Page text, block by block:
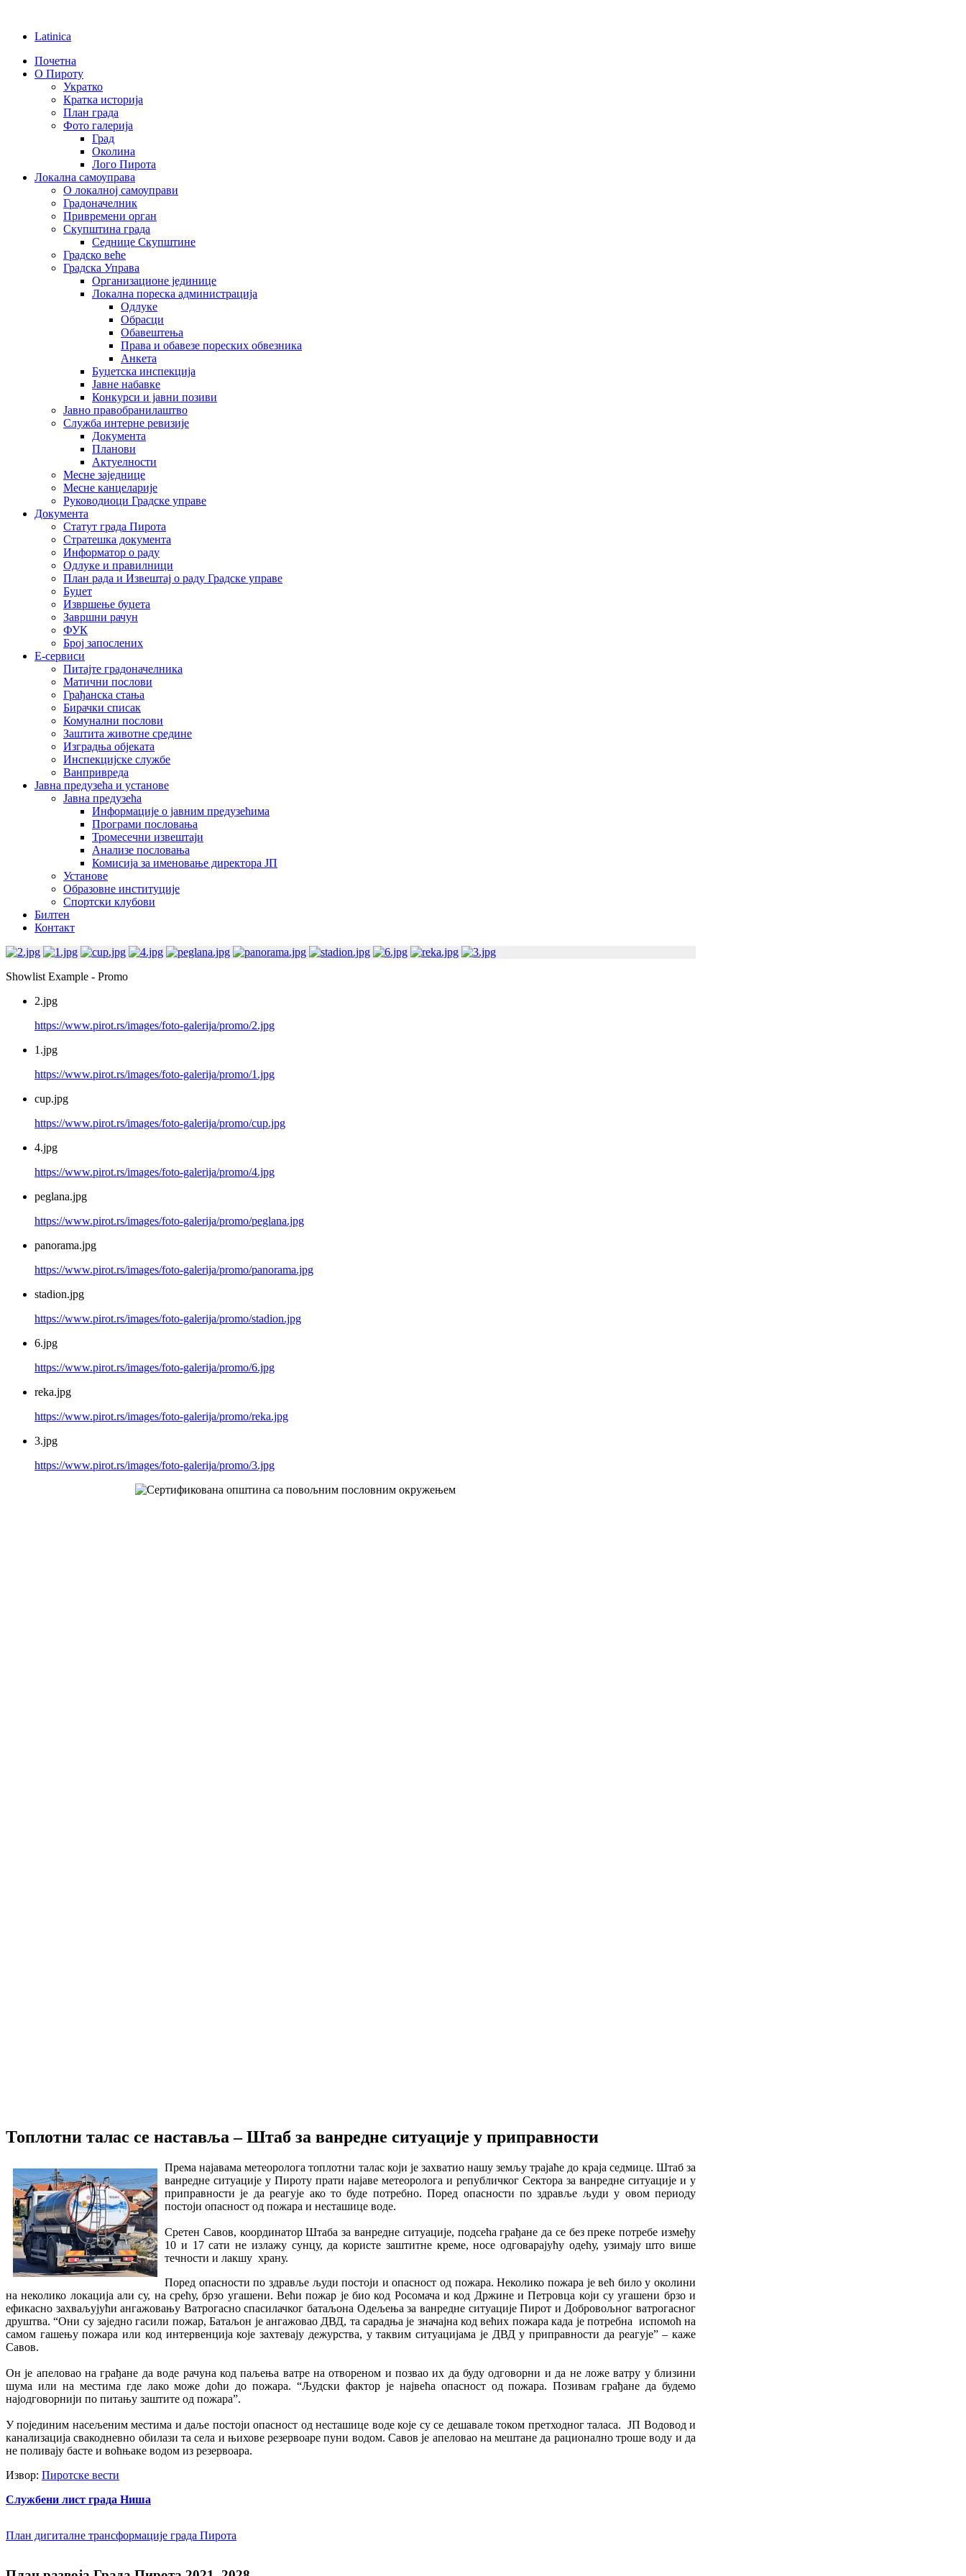
Latinica
Почетна
О Пироту
Укратко
Кратка историја
План града
Фото галерија
Град
Околина
Лого Пирота
Локална самоуправа
О локалној самоуправи
Градоначелник
Привремени орган
Скупштина града
Седнице Скупштине
Градско веће
Градска Управа
Организационе јединице
Локална пореска администрација
Одлуке
Обрасци
Обавештења
Права и обавезе пореских обвезника
Анкета
Буџетска инспекција
Јавне набавке
Конкурси и јавни позиви
Јавно правобранилаштво
Служба интерне ревизије
Документа
Планови
Актуелности
Месне заједнице
Месне канцеларије
Руководиоци Градске управе
Документа
Статут града Пирота
Стратешка документа
Информатор о раду
Одлуке и правилници
План рада и Извештај о раду Градске управе
Буџет
Извршење буџета
Завршни рачун
ФУК
Број запослених
E-сервиси
Питајте градоначелника
Матични послови
Грађанска стања
Бирачки списак
Комунални послови
Заштита животне средине
Изградња објеката
Инспекцијске службе
Ванпривреда
Јавна предузећа и установе
Јавна предузећа
Информације о јавним предузећима
Програми пословања
Тромесечни извештаји
Анализе пословања
Комисија за именовање директора ЈП
Установе
Образовне институције
Спортски клубови
Билтен
Контакт
Showlist Example - Promo
2.jpg
https://www.pirot.rs/images/foto-galerija/promo/2.jpg
1.jpg
https://www.pirot.rs/images/foto-galerija/promo/1.jpg
cup.jpg
https://www.pirot.rs/images/foto-galerija/promo/cup.jpg
4.jpg
https://www.pirot.rs/images/foto-galerija/promo/4.jpg
peglana.jpg
https://www.pirot.rs/images/foto-galerija/promo/peglana.jpg
panorama.jpg
https://www.pirot.rs/images/foto-galerija/promo/panorama.jpg
stadion.jpg
https://www.pirot.rs/images/foto-galerija/promo/stadion.jpg
6.jpg
https://www.pirot.rs/images/foto-galerija/promo/6.jpg
reka.jpg
https://www.pirot.rs/images/foto-galerija/promo/reka.jpg
3.jpg
https://www.pirot.rs/images/foto-galerija/promo/3.jpg
Топлотни талас се наставља – Штаб за ванредне ситуације у приправности
Према најавама метеоролога топлотни талас који је захватио нашу земљу трајаће до краја седмице. Штаб за
ванредне ситуације у Пироту прати најаве метеоролога и републичког Сектора за ванредне ситуације и у
приправности је да реагује ако то буде потребно. Поред опасности по здравље људи у овом периоду
постоји опасност од пожара и несташице воде.
Сретен Савов, координатор Штаба за ванредне ситуације, подсећа грађане да се без преке потребе између
10 и 17 сати не излажу сунцу, да користе заштитне креме, носе одговарајућу одећу, узимају што више
течности и лакшу храну.
Поред опасности по здравље људи постоји и опасност од пожара. Неколико пожара је већ било у околини
на неколико локација али су, на срећу, брзо угашени. Већи пожар је био код Росомача и код Држине и Петровца који су угашени брзо и
ефикасно захваљујући ангажовању Ватрогасно спасилачког батаљона Одељења за ванредне ситуације Пирот и Добровољног ватрогасног
друштва. “Они су заједно гасили пожар, Батаљон је ангажовао ДВД, та сарадња је значајна код већих пожара када је потребна испомоћ на
самом гашењу пожара или код интервенција које захтевају дежурства, у таквим ситуацијама је ДВД у приправности да реагује” – каже
Савов.
Он је апеловао на грађане да воде рачуна код паљења ватре на отвореном и позвао их да буду одговорни и да не ложе ватру у близини
шума или на местима где лако може доћи до пожара. “Људски фактор је највећа опасност од пожара. Позивам грађане да будемо
најодговорнији по питању заштите од пожара”.
У појединим насељеним местима и даље постоји опасност од несташице воде које су се дешавале током претходног таласа. ЈП Водовод и
канализација свакодневно обилази та села и њихове резервоаре пуни водом. Савов је апеловао на мештане да рационално троше воду и да
не поливају басте и воћњаке водом из резервоара.
Извор: Пиротске вести
Службени лист града Ниша
План дигиталне трансформације града Пирота